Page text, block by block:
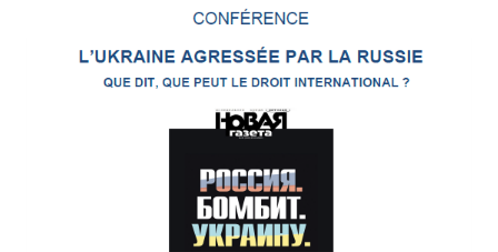
L’HOMME,
UN
SOCIAL »
MONDE
D’AUJOURD’HUI